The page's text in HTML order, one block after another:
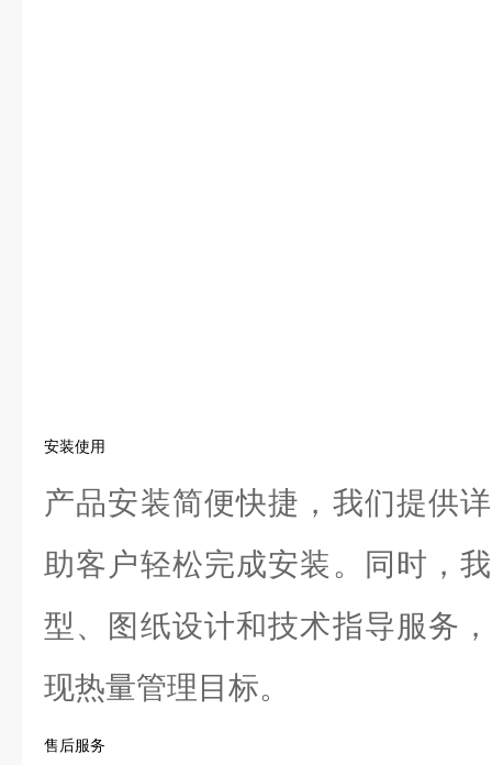
安装使用
产品安装简便快捷，我们提供
助客户轻松完成安装。同时，
型、图纸设计和技术指导服务
现热量管理目标。
售后服务